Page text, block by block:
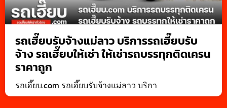
รถเฮี๊ยบรับจ้างแม่ลาว บริการรถเฮี๊ยบรับ
จ้าง รถเฮี๊ยบให้เช่า ให้เช่ารถบรรทุกติดเครน
ราคาถูก
รถเฮี๊ยบ.com รถเฮี๊ยบรับจ้างแม่ลาว บริกา